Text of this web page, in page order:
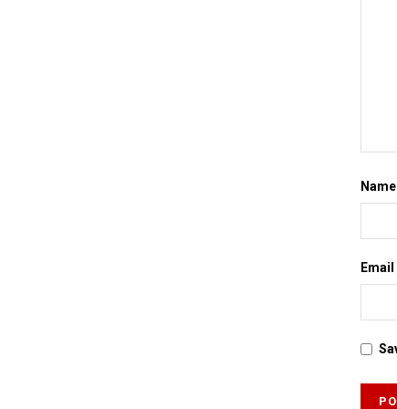
Name
Email